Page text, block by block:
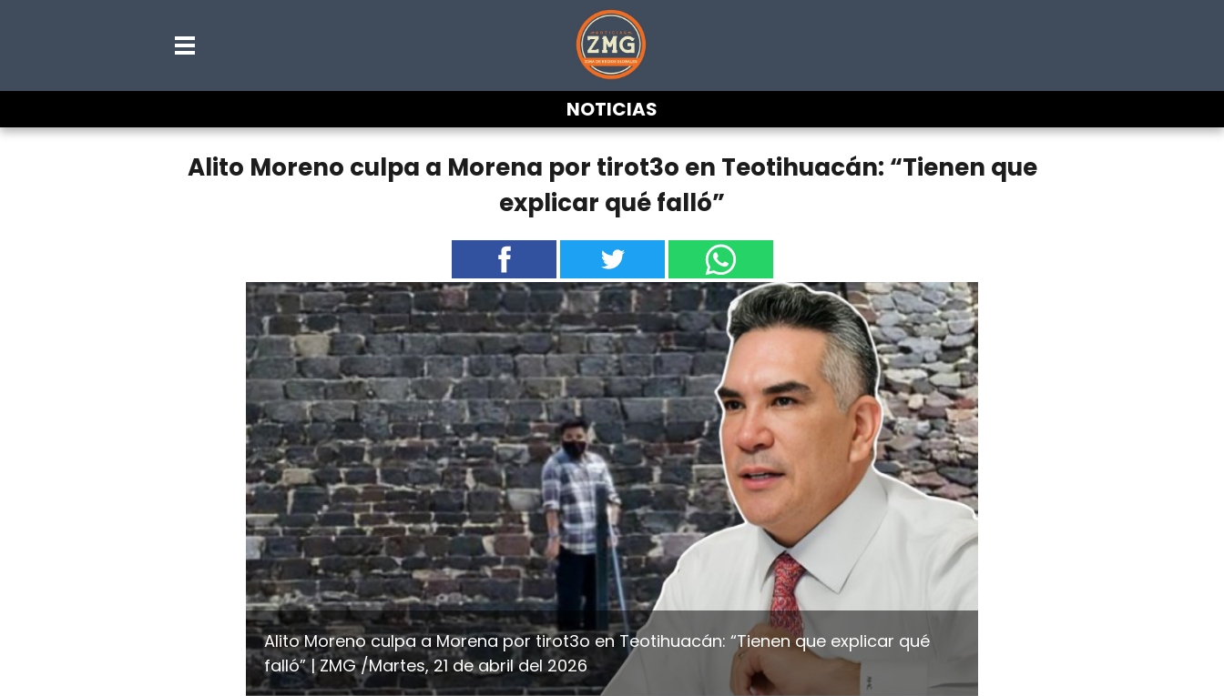
NOTICIAS
Alito Moreno culpa a Morena por tirot3o en Teotihuacán: “Tienen que
explicar qué falló”
Alito Moreno culpa a Morena por tirot3o en Teotihuacán: “Tienen que explicar qué
falló” ZMG /Martes, 21 de abril del 2026